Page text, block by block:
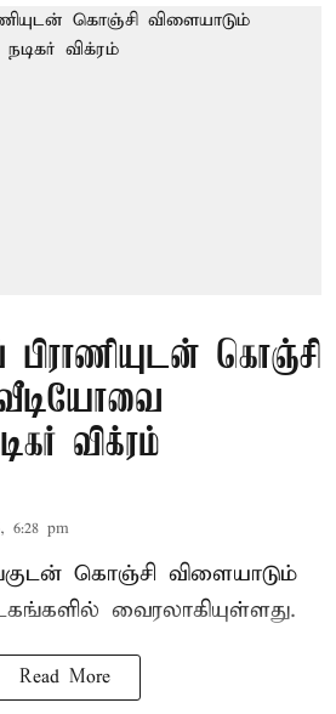
கொஞ்சி
வீடியோவை
விக்ரம்
6:28 pm
கொஞ்சி விளையாடும்
வைரலாகியுள்ளது.
Read More